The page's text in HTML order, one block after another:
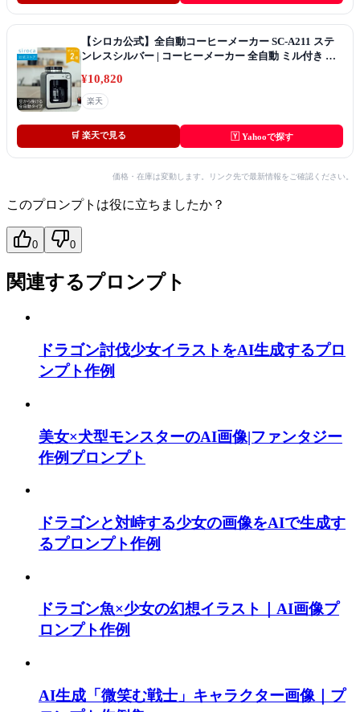
【シロカ公式】全自動コーヒーメーカー SC-A211 ステ
ンレスシルバー | コーヒーメーカー 全自動 ミル付き ス
ゼント | アイスコーヒー対応 静音 コンパクト ミル2段階
☆
¥10,820
楽天
🛒 楽天で見る 🅈 Yahooで探す
価格・在庫は変動します。リンク先で最新情報をご確認ください。
このプロンプトは役に立ちましたか？
0 0
関連するプロンプト
ドラゴン討伐少女イラストをAI生成するプロ
ンプト作例
美女×犬型モンスターのAI画像|ファンタジー
作例プロンプト
ドラゴンと対峙する少女の画像をAIで生成す
るプロンプト作例
ドラゴン魚×少女の幻想イラスト｜AI画像プ
ロンプト作例
AI生成「微笑む戦士」キャラクター画像｜プ